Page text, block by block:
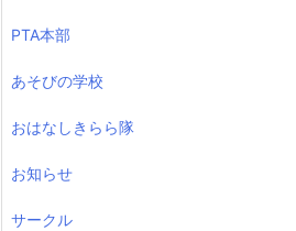
PTA本部
あそびの学校
おはなしきらら隊
お知らせ
サークル